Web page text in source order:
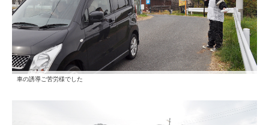
車の誘導ご苦労様でした